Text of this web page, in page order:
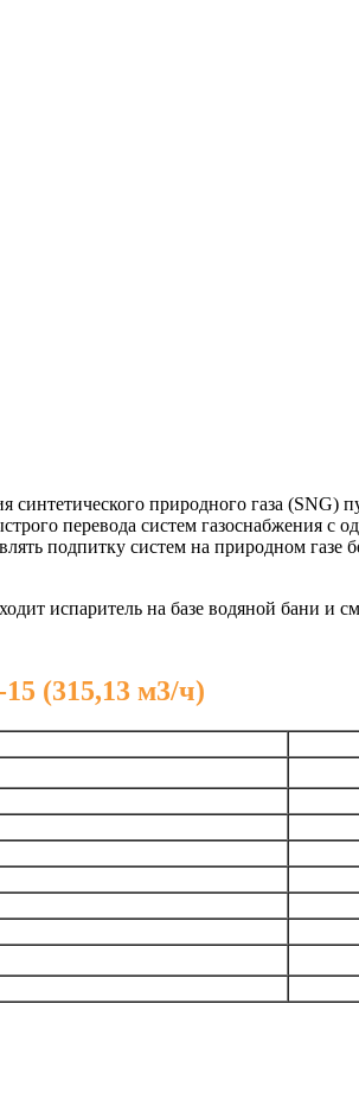
синтетического природного газа
перевода систем газоснабжения с
подпитку систем на природном
испаритель на базе водяной бани и
(315,13 м3/ч)